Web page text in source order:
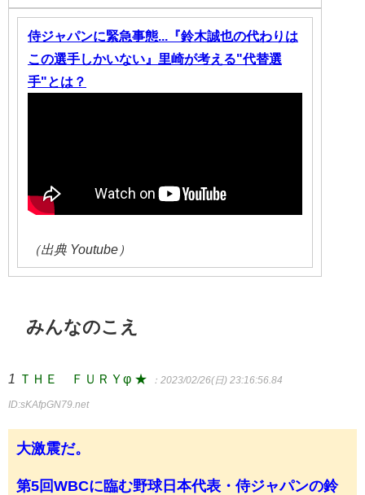
侍ジャパンに緊急事態...『鈴木誠也の代わりは
この選手しかいない』里崎が考える"代替選
手"とは？
（出典 Youtube）
みんなのこえ
1 ＴＨＥ ＦＵＲＹφ ★ ：2023/02/26(日) 23:16:56.84
ID:sKAfpGN79.net
大激震だ。
第5回WBCに臨む野球日本代表・侍ジャパンの鈴